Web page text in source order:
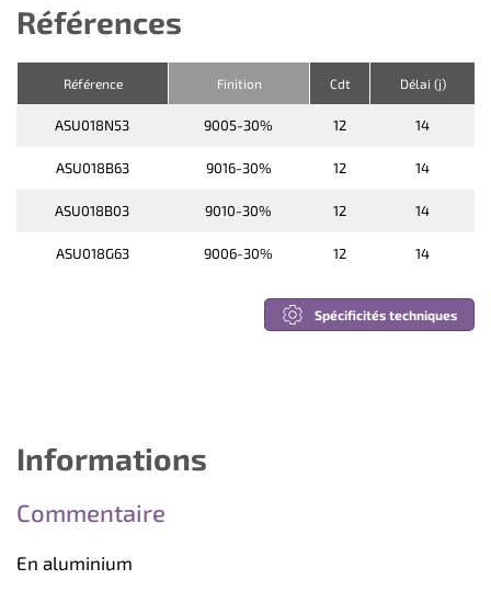
Références
Référence Finition Cdt Délai (j)
ASU018N53 9005-30% 12 14
ASU018B63 9016-30% 12 14
ASU018B03 9010-30% 12 14
ASU018G63 9006-30% 12 14
Spécificités techniques
Informations
Commentaire
En aluminium